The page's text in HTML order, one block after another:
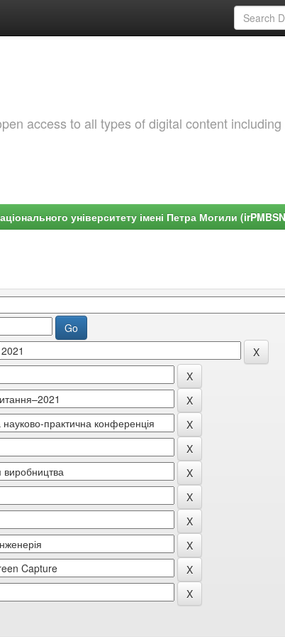
access to all types of digital content
університету імені Петра Могили